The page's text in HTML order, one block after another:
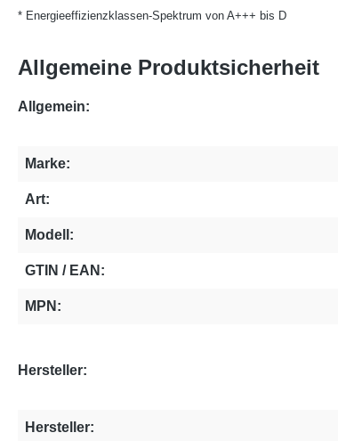
* Energieeffizienzklassen-Spektrum von A+++ bis D
Allgemeine Produktsicherheit
Allgemein:
Marke:
Art:
Modell:
GTIN / EAN:
MPN:
Hersteller:
Hersteller: